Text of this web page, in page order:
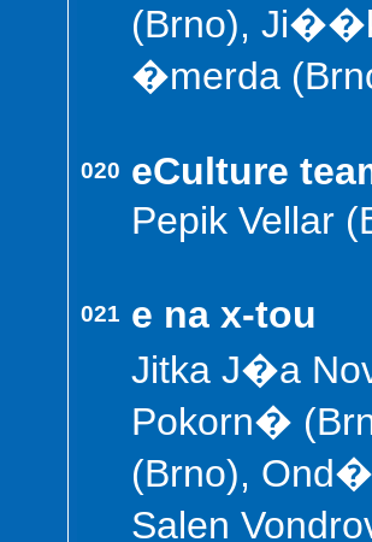
(Brno),
�merda
020 eCulture
Pepik Vellar
021 e na x-tou
Jitka J�a
Pokorn�
(Brno),
Salen